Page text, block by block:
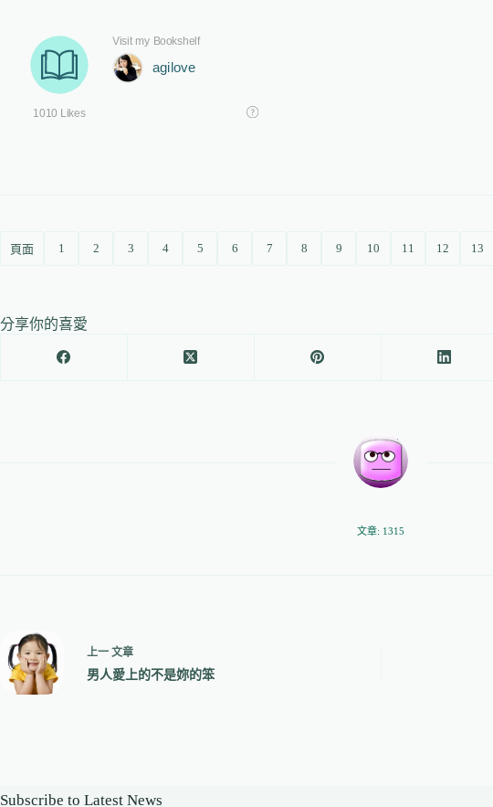
頁面 1 2 3 4 5 6 7 8 9 10 11 12 13
分享你的喜愛
文章: 1315
上一 文章
男人愛上的不是妳的笨
Subscribe to Latest News